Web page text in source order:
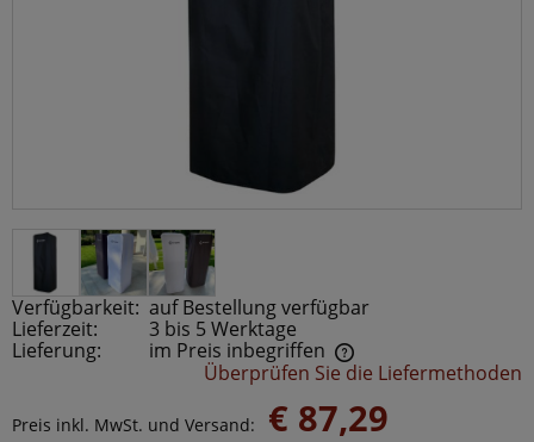
Verfügbarkeit: auf Bestellung verfügbar
Lieferzeit:
3 bis 5 Werktage
Lieferung:
im Preis inbegriffen
Der Preis beinhaltet keine möglichen Zahlungskosten
Überprüfen Sie die Liefermethoden
Preis inkl. MwSt. und Versand: € 87,29